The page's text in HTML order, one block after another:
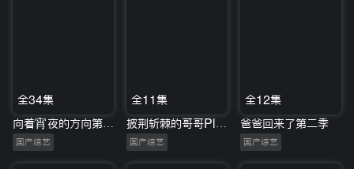
全34集
国产综艺
全11集
国产综艺
全12集
爸爸回来了第二季
国产综艺